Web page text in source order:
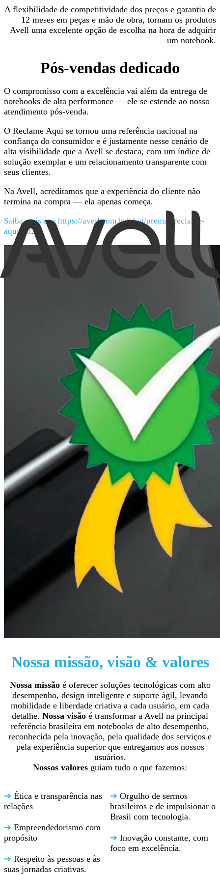
A flexibilidade de competitividade dos preços e garantia de
12 meses em peças e mão de obra, tornam os produtos
Avell uma excelente opção de escolha na hora de adquirir
um notebook.
Pós-vendas dedicado
O compromisso com a excelência vai além da entrega de
notebooks de alta performance — ele se estende ao nosso
atendimento pós-venda.
O Reclame Aqui se tornou uma referência nacional na
confiança do consumidor e é justamente nesse cenário de
alta visibilidade que a Avell se destaca, com um índice de
solução exemplar e um relacionamento transparente com
seus clientes.
Na Avell, acreditamos que a experiência do cliente não
termina na compra — ela apenas começa.
Saiba mais em: https://avell.com.br/blog/premio-reclame-
aqui-2025
Nossa missão, visão & valores
Nossa missãoé oferecer soluções tecnológicas com alto
desempenho, design inteligente e suporte ágil, levando
mobilidade e liberdade criativa a cada usuário, em cada
detalhe. Nossa visão é transformar a Avell na principal
referência brasileira em notebooks de alto desempenho,
reconhecida pela inovação, pela qualidade dos serviços e
pela experiência superior que entregamos aos nossos
usuários.
Nossos valores guiam tudo o que fazemos:
➔ Ética e transparência nas
relações
➔ Empreendedorismo com
propósito
➔ Respeito às pessoas e às
suas jornadas criativas.
➔ Orgulho de sermos
brasileiros e de impulsionar o
Brasil com tecnologia.
➔ Inovação constante, com
foco em excelência.